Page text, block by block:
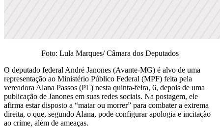
Foto: Lula Marques/ Câmara dos Deputados
O deputado federal André Janones (Avante-MG) é alvo de uma
representação ao Ministério Público Federal (MPF) feita pela
vereadora Alana Passos (PL) nesta quinta-feira, 6, depois de uma
publicação de Janones em suas redes sociais. Na postagem, ele
afirma estar disposto a “matar ou morrer” para combater a extrema
direita, o que, segundo Alana, pode configurar apologia e incitação
ao crime, além de ameaças.